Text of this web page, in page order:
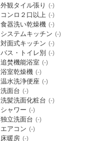
外観タイル張り (-)
コンロ２口以上 (-)
食器洗い乾燥機 (-)
システムキッチン (-)
対面式キッチン (-)
バス・トイレ別 (-)
追焚機能浴室 (-)
浴室乾燥機 (-)
温水洗浄便座 (-)
洗面台 (-)
洗髪洗面化粧台 (-)
シャワー (-)
独立洗面台 (-)
エアコン (-)
床暖房 (-)